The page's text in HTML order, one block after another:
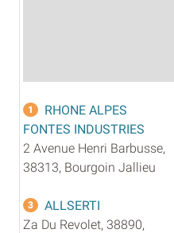
1
RHONE ALPES
FONTES INDUSTRIES
2 Avenue Henri Barbusse,
38313, Bourgoin Jallieu
3
ALLSERTI
Za Du Revolet, 38890,